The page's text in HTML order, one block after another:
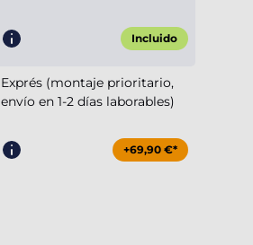
Incluido
Exprés (montaje prioritario,
envío en 1-2 días laborables)
+69,90 €*